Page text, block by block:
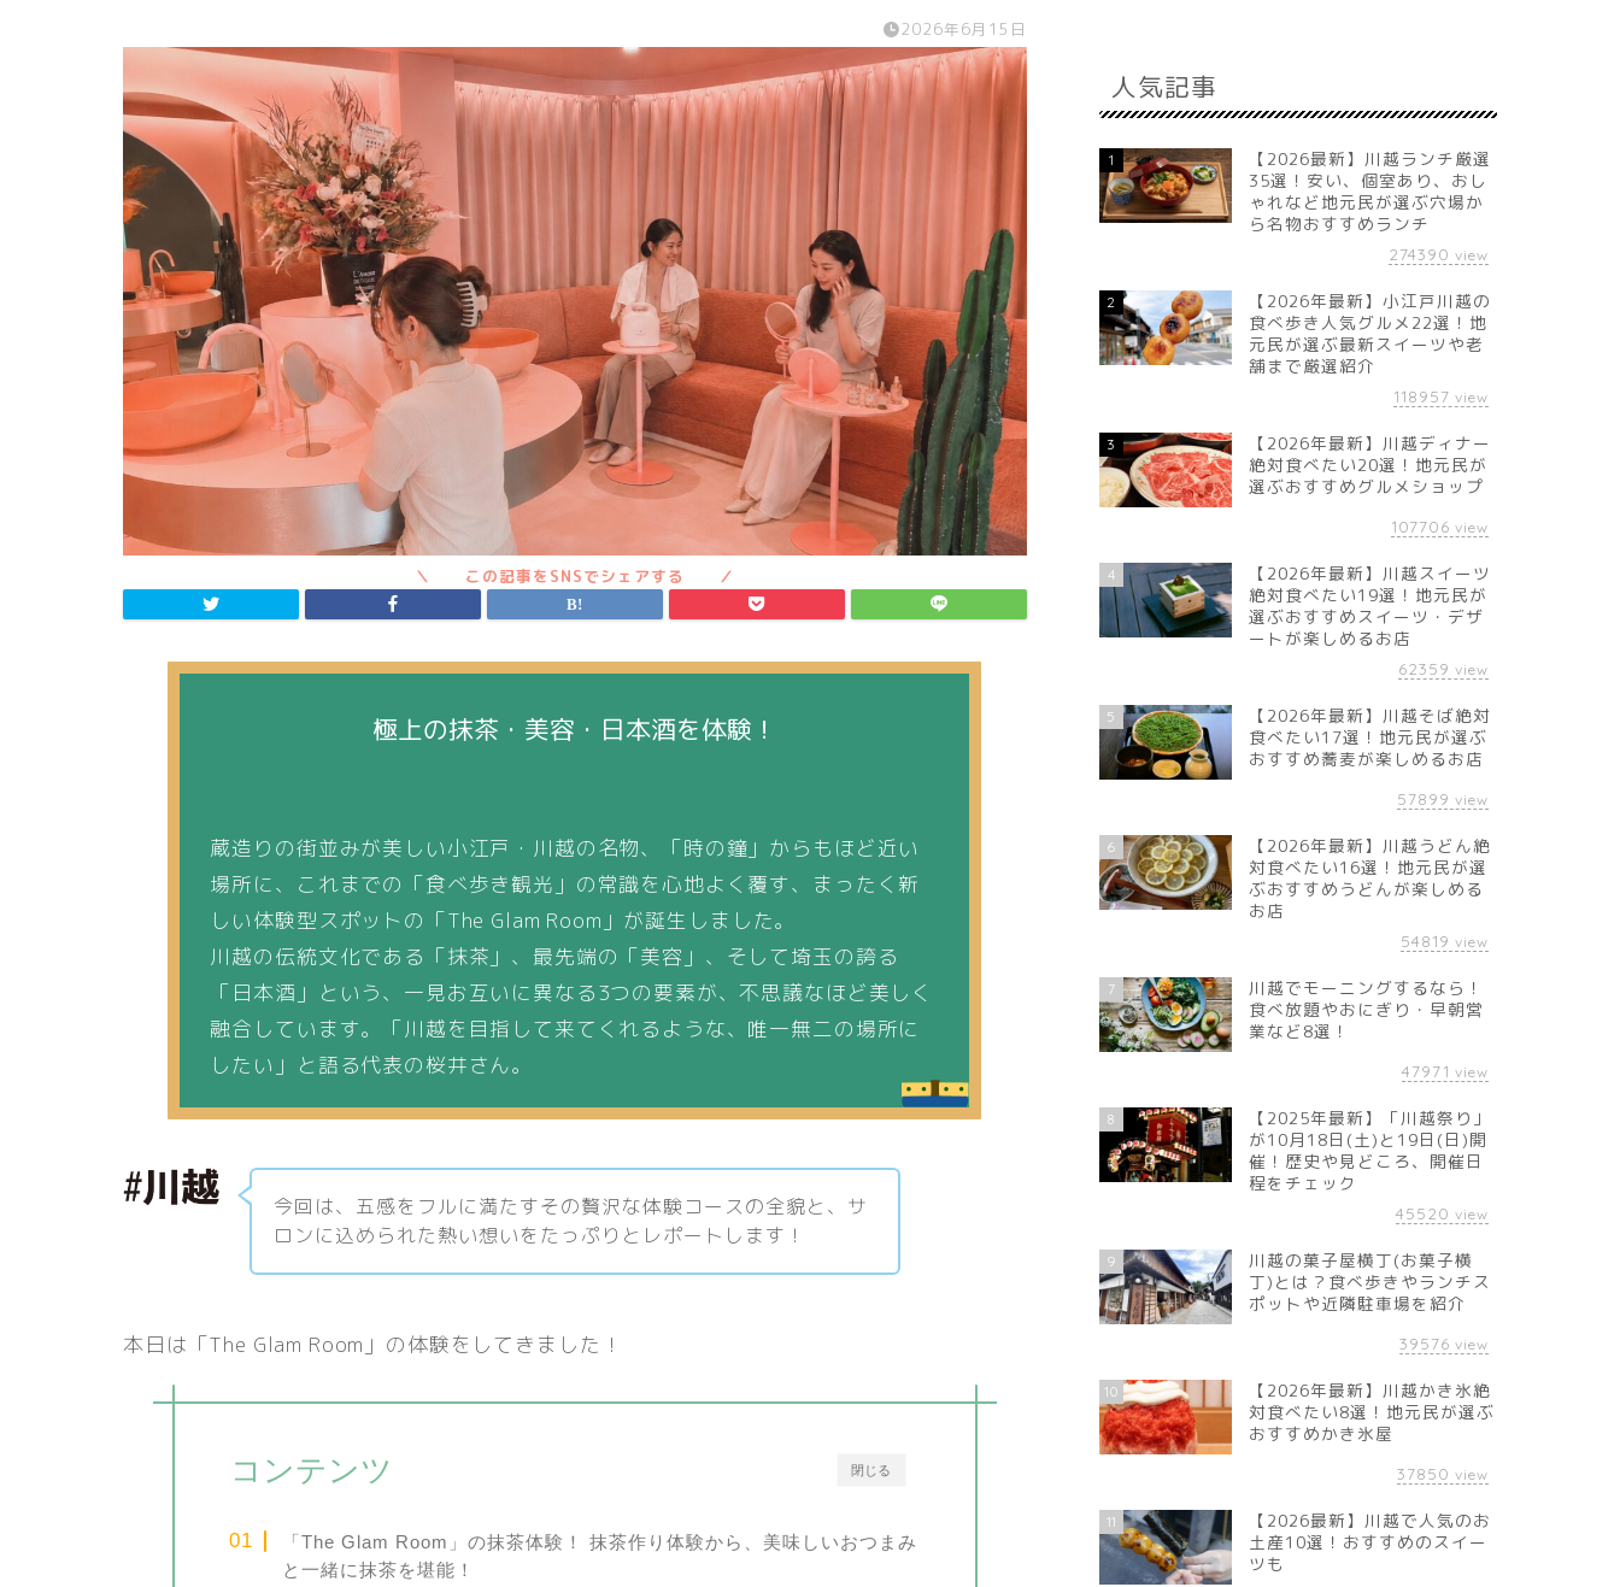
2026年6月15日
極上の抹茶・美容・日本酒を体験！
蔵造りの街並みが美しい小江戸・川越の名物、「時の鐘」からもほど近い
場所に、これまでの「食べ歩き観光」の常識を心地よく覆す、まったく新
しい体験型スポットの「The Glam Room」が誕生しました。
川越の伝統文化である「抹茶」、最先端の「美容」、そして埼玉の誇る
「日本酒」という、一見お互いに異なる3つの要素が、不思議なほど美しく
融合しています。「川越を目指して来てくれるような、唯一無二の場所に
したい」と語る代表の桜井さん。
今回は、五感をフルに満たすその贅沢な体験コースの全貌と、サ
ロンに込められた熱い想いをたっぷりとレポートします！
本日は「The Glam Room」の体験をしてきました！
閉じる
コンテンツ
「The Glam Room」の抹茶体験！ 抹茶作り体験から、美味しいおつまみ
と一緒に抹茶を堪能！
人気記事
1
【2026最新】川越ランチ厳選
35選！安い、個室あり、おし
ゃれなど地元民が選ぶ穴場か
ら名物おすすめランチ
274390 view
2
【2026年最新】小江戸川越の
食べ歩き人気グルメ22選！地
元民が選ぶ最新スイーツや老
舗まで厳選紹介
118957 view
3
【2026年最新】川越ディナー
絶対食べたい20選！地元民が
選ぶおすすめグルメショップ
107706 view
4
【2026年最新】川越スイーツ
絶対食べたい19選！地元民が
選ぶおすすめスイーツ・デザ
ートが楽しめるお店
62359 view
5
【2026年最新】川越そば絶対
食べたい17選！地元民が選ぶ
おすすめ蕎麦が楽しめるお店
57899 view
6
【2026年最新】川越うどん絶
対食べたい16選！地元民が選
ぶおすすめうどんが楽しめる
お店
54819 view
7
川越でモーニングするなら！
食べ放題やおにぎり・早朝営
業など8選！
47971 view
8
【2025年最新】「川越祭り」
が10月18日(土)と19日(日)開
催！歴史や見どころ、開催日
程をチェック
45520 view
9
川越の菓子屋横丁(お菓子横
丁)とは？食べ歩きやランチス
ポットや近隣駐車場を紹介
39576 view
10
【2026年最新】川越かき氷絶
対食べたい8選！地元民が選ぶ
おすすめかき氷屋
37850 view
11
【2026最新】川越で人気のお
土産10選！おすすめのスイー
ツも